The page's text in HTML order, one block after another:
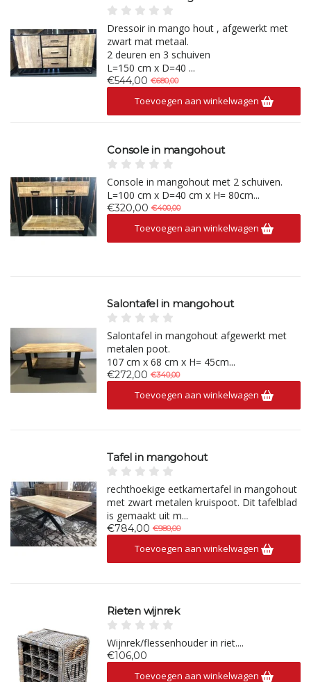
Dressoir in mango hout , afgewerkt met
zwart mat metaal.
2 deuren en 3 schuiven
L=150 cm x D=40 ...
€544,00 €680,00
Toevoegen aan winkelwagen
Console in mangohout
Console in mangohout met 2 schuiven.
L=100 cm x D=40 cm x H= 80cm...
€320,00 €400,00
Toevoegen aan winkelwagen
Salontafel in mangohout
Salontafel in mangohout afgewerkt met
metalen poot.
107 cm x 68 cm x H= 45cm...
€272,00 €340,00
Toevoegen aan winkelwagen
Tafel in mangohout
rechthoekige eetkamertafel in mangohout
met zwart metalen kruispoot. Dit tafelblad
is gemaakt uit m...
€784,00 €980,00
Toevoegen aan winkelwagen
Rieten wijnrek
Wijnrek/flessenhouder in riet....
€106,00
Toevoegen aan winkelwagen